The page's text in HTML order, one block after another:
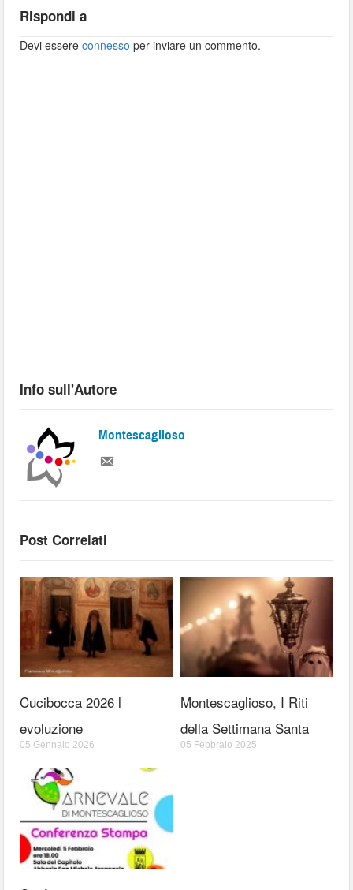
Rispondi a
Devi essereconnesso per inviare un commento.
Info sull'Autore
Montescaglioso
Post Correlati
Cucibocca 2026 l
evoluzione
05 Gennaio 2026
Montescaglioso, I Riti
della Settimana Santa
05 Febbraio 2025